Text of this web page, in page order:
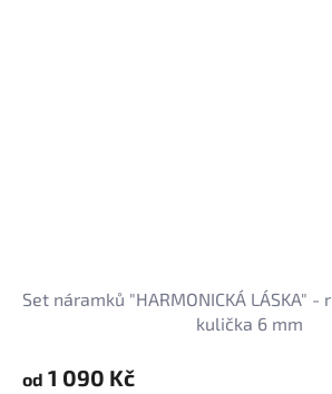
Set náramků "HARMONICKÁ LÁSKA"
kulička 6 mm
od 1 090 Kč